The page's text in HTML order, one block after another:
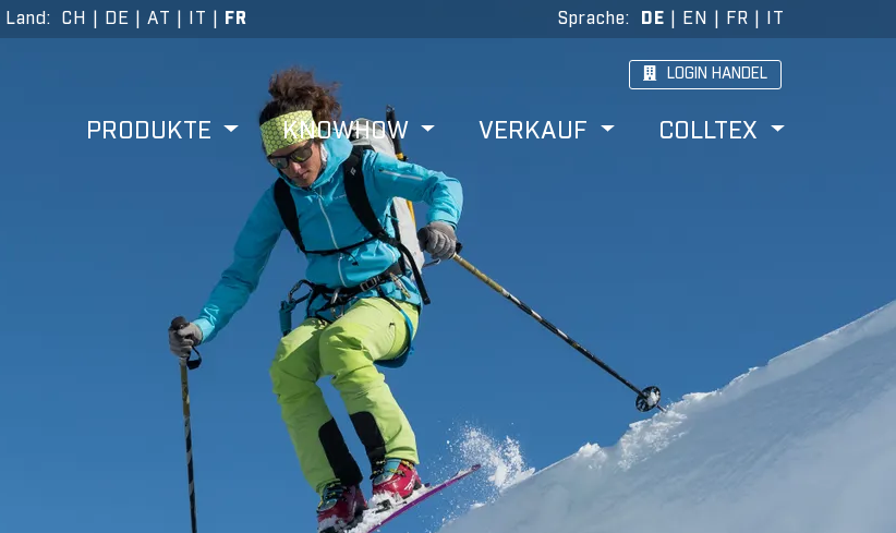
Land: CH DE AT IT FR Sprache: DE EN FR IT
LOGIN HANDEL
PRODUKTE KNOWHOW VERKAUF COLLTEX